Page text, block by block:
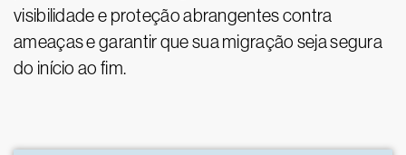
visibilidade e proteção abrangentes contra
ameaças e garantir que sua migração seja segura
do início ao fim.